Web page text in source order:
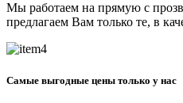
Мы работаем на прямую с
предлагаем Вам только те, в
Самые выгодные цены только у нас